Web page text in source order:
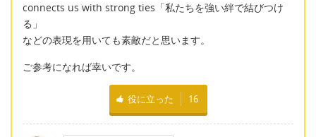
connects us with strong ties「私たちを強い絆で結びつけ
る」
などの表現を用いても素敵だと思います。
ご参考になれば幸いです。
役に立った 16